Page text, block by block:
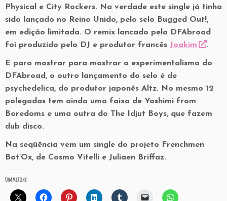
Physical e City Rockers. Na verdade este single já tinha
sido lançado no Reino Unido, pelo selo Bugged Out!,
em edição limitada. O remix lancado pela DFAbroad
foi produzido pelo DJ e produtor francês Joakim .
E para mostrar para mostrar o experimentalismo do
DFAbroad, o outro lançamento do selo é de
psychedelica, do produtor japonês Altz. No mesmo 12
polegadas tem ainda uma faixa de Yoshimi from
Boredoms e uma outra do The Idjut Boys, que fazem
dub disco.
Na seqüência vem um single do projeto Frenchmen
Bot’Ox, de Cosmo Vitelli e Juliaen Briffaz.
Compartilhe: